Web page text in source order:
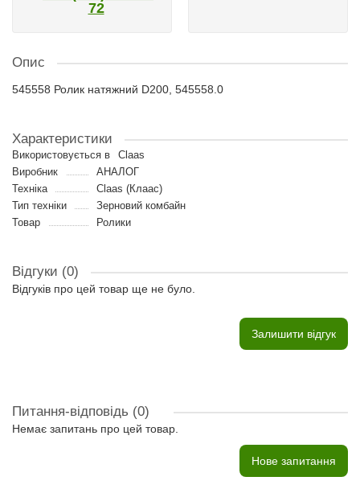
72
Опис
545558 Ролик натяжний D200, 545558.0
Характеристики
Використовується в
Claas
Виробник
АНАЛОГ
Техніка
Claas (Клаас)
Тип техніки
Зерновий комбайн
Товар
Ролики
Відгуки (0)
Відгуків про цей товар ще не було.
Залишити відгук
Питання-відповідь (0)
Немає запитань про цей товар.
Нове запитання